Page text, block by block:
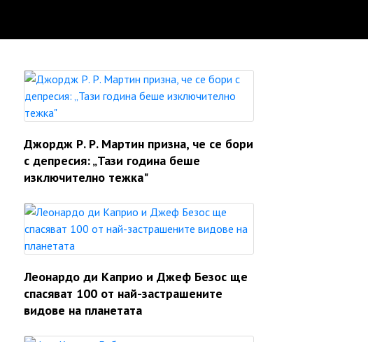
Джордж Р. Р. Мартин призна, че се бори
с депресия: „Тази година беше
изключително тежка"
Леонардо ди Каприо и Джеф Безос ще
спасяват 100 от най-застрашените
видове на планетата